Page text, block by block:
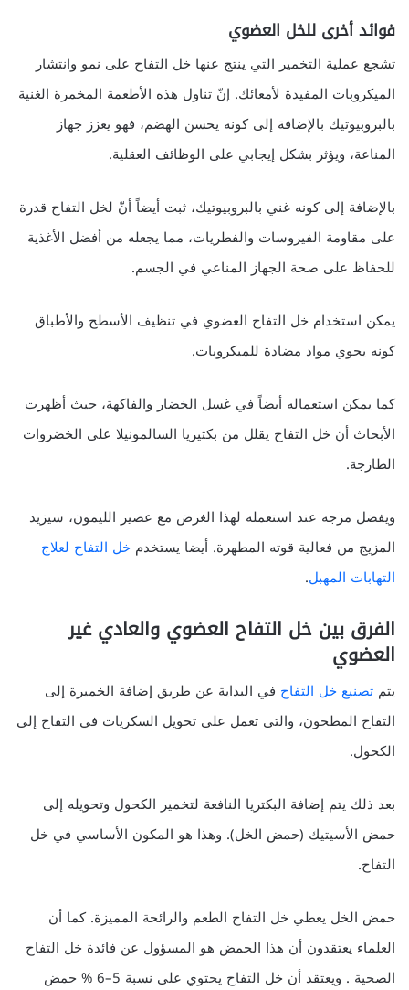
فوائد أخرى للخل العضوي
تشجع عملية التخمير التي ينتج عنها خل التفاح على نمو وانتشار
الميكروبات المفيدة لأمعائك. إنّ تناول هذه الأطعمة المخمرة الغنية
بالبروبيوتيك بالإضافة إلى كونه يحسن الهضم، فهو يعزز جهاز
المناعة، ويؤثر بشكل إيجابي على الوظائف العقلية.
بالإضافة إلى كونه غني بالبروبيوتيك، ثبت أيضاً أنّ لخل التفاح قدرة
على مقاومة الفيروسات والفطريات، مما يجعله من أفضل الأغذية
للحفاظ على صحة الجهاز المناعي في الجسم.
يمكن استخدام خل التفاح العضوي في تنظيف الأسطح والأطباق
كونه يحوي مواد مضادة للميكروبات.
كما يمكن استعماله أيضاً في غسل الخضار والفاكهة، حيث أظهرت
الأبحاث أن خل التفاح يقلل من بكتيريا السالمونيلا على الخضروات
الطازجة.
ويفضل مزجه عند استعمله لهذا الغرض مع عصير الليمون، سيزيد
المزيج من فعالية قوته المطهرة. أيضا يستخدم خل التفاح لعلاج
التهابات المهبل.
الفرق بين خل التفاح العضوي والعادي غير
العضوي
يتم تصنيع خل التفاح في البداية عن طريق إضافة الخميرة إلى
التفاح المطحون، والتى تعمل على تحويل السكريات في التفاح إلى
الكحول.
بعد ذلك يتم إضافة البكتريا النافعة لتخمير الكحول وتحويله إلى
حمض الأسيتيك (حمض الخل). وهذا هو المكون الأساسي في خل
التفاح.
حمض الخل يعطي خل التفاح الطعم والرائحة المميزة. كما أن
العلماء يعتقدون أن هذا الحمض هو المسؤول عن فائدة خل التفاح
الصحية . ويعتقد أن خل التفاح يحتوي على نسبة 5–6 % حمض